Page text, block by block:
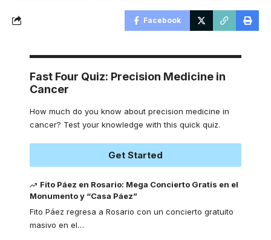
Facebook
Fast Four Quiz: Precision Medicine in
Cancer
How much do you know about precision medicine in
cancer? Test your knowledge with this quick quiz.
Get Started
Fito Páez en Rosario: Mega Concierto Gratis en el
Monumento y “Casa Páez”
Fito Páez regresa a Rosario con un concierto gratuito
masivo en el…